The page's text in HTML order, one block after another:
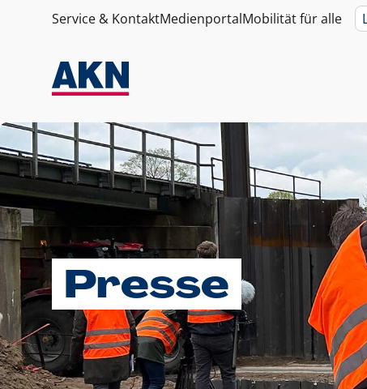
Service & KontaktMedienportalMobilität für alle
Presse